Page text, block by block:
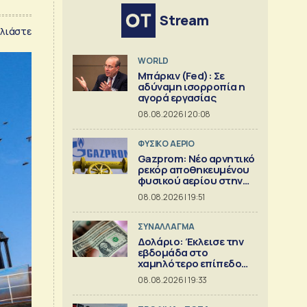
Stream
WORLD
Μπάρκιν (Fed): Σε
αδύναμη ισορροπία η
αγορά εργασίας
08.08.2026 | 20:08
ΦΥΣΙΚΟ ΑΕΡΙΟ
Gazprom: Νέο αρνητικό
ρεκόρ αποθηκευμένου
φυσικού αερίου στην
Ευρώπη
08.08.2026 | 19:51
ΣΥΝΑΛΛΑΓΜΑ
Δολάριο: Έκλεισε την
εβδομάδα στο
χαμηλότερο επίπεδο
από τον Μάιο
08.08.2026 | 19:33